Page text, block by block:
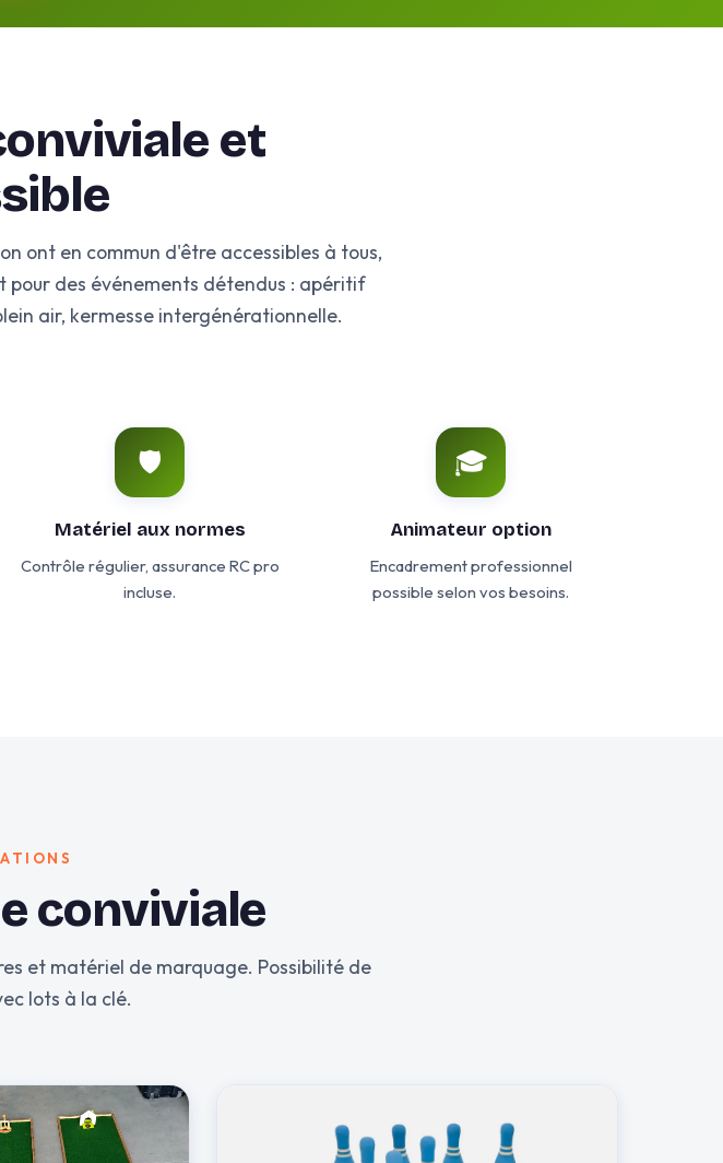
et
ont en commun d'être accessibles à tous,
des événements détendus : apéritif
air, kermesse intergénérationnelle.
🛡️
Matériel aux normes
Contrôle régulier, assurance RC pro
incluse.
🎓
Animateur option
Encadrement professionnel
possible selon vos besoins.
conviviale
et matériel de marquage. Possibilité de
lots à la clé.